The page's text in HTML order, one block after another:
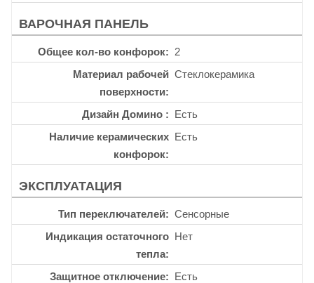
ВАРОЧНАЯ ПАНЕЛЬ
Общее кол-во конфорок
2
Материал рабочей
поверхности
Стеклокерамика
Дизайн Домино
Есть
Наличие керамических
конфорок
Есть
ЭКСПЛУАТАЦИЯ
Тип переключателей
Сенсорные
Индикация остаточного
тепла
Нет
Защитное отключение Есть